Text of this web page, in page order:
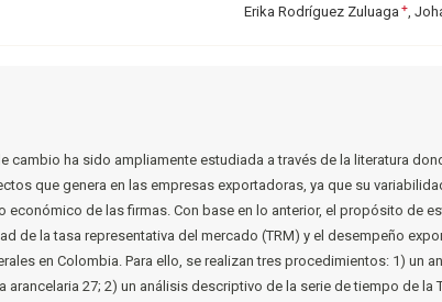
Erika Rodríguez Zuluaga +
cambio ha sido ampliamente estudiada a través de la literatura
que genera en las empresas exportadoras, ya que su
económico de las firmas. Con base en lo anterior, el propósito de
de la tasa representativa del mercado (TRM) y el desempeño
en Colombia. Para ello, se realizan tres procedimientos: 1) un
arancelaria 27; 2) un análisis descriptivo de la serie de tiempo de la